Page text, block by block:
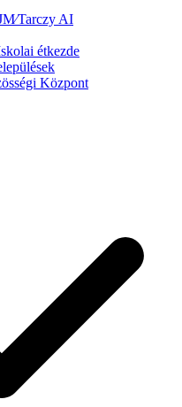
AI
étkezde
Központ